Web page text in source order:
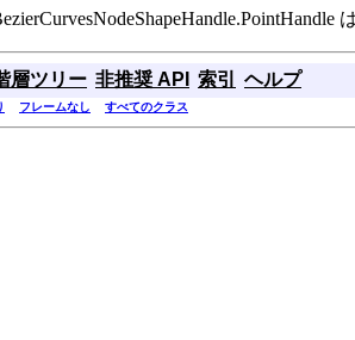
層ツリー 非推奨 API 索引 ヘルプ
フレームなし すべてのクラス